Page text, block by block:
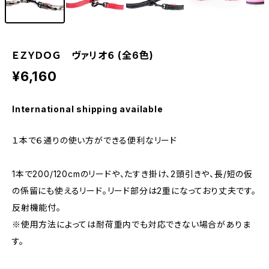
ＥＺＹＤＯＧ ヴァリオ６ (全6色)
¥6,160
International shipping available
１本で６通りの使い方ができる便利なリード
1本で200/120cmのリードや、たすき掛け、2頭引きや、長/短の仮
の係留にも使えるリード。リード部分は2重になっており丈夫です。
反射機能付。
※使用方法によっては耐荷重内でも対応できない場合がありま
す。